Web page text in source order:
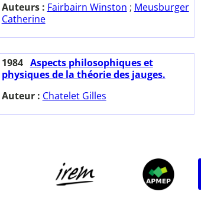
Auteurs : Fairbairn Winston ; Meusburger
Catherine
1984 Aspects philosophiques et
physiques de la théorie des jauges.
Auteur : Chatelet Gilles